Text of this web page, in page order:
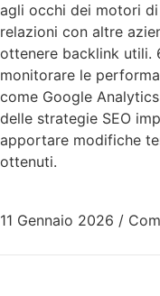
agli occhi dei motori
relazioni con altre
ottenere backlink utili.
monitorare le
come Google
delle strategie SEO
apportare modifiche
ottenuti.
11 Gennaio 2026 /